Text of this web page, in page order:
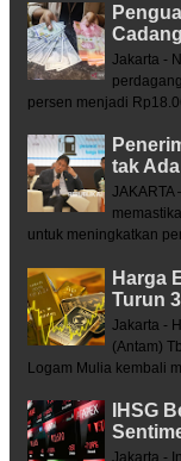
Jakarta -
persen menjadi
tak
JAKARTA
untuk meningkatkan
Harga
Turun
Jakarta -
(Antam)
Logam Mulia kembali
IHSG
Jakarta -